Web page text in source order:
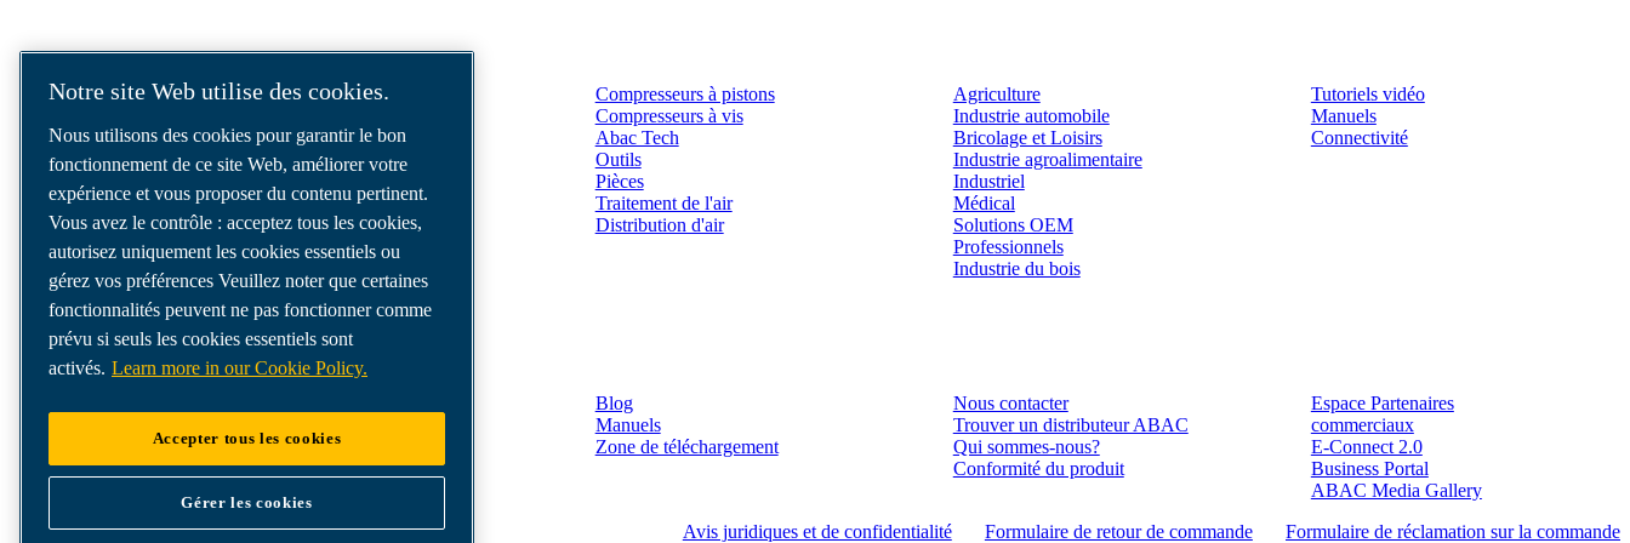
Nous sommes un leader des solutions d’air
comprimé, offrant les meilleurs
compresseurs, outils et systèmes de
distribution d’air pour répondre à vos besoins
les plus exigeants.
Compresseurs à pistons
Compresseurs à vis
Abac Tech
Outils
Pièces
Traitement de l'air
Distribution d'air
Agriculture
Industrie automobile
Bricolage et Loisirs
Industrie agroalimentaire
Industriel
Médical
Solutions OEM
Professionnels
Industrie du bois
Tutoriels vidéo
Manuels
Connectivité
Blog
Manuels
Zone de téléchargement
Nous contacter
Trouver un distributeur ABAC
Qui sommes-nous?
Conformité du produit
Espace Partenaires
commerciaux
E-Connect 2.0
Business Portal
ABAC Media Gallery
Avis juridiques et de confidentialité Formulaire de retour de commande Formulaire de réclamation sur la commande
Notre site Web utilise des cookies.
Nous utilisons des cookies pour garantir le bon
fonctionnement de ce site Web, améliorer votre
expérience et vous proposer du contenu pertinent.
Vous avez le contrôle : acceptez tous les cookies,
autorisez uniquement les cookies essentiels ou
gérez vos préférences Veuillez noter que certaines
fonctionnalités peuvent ne pas fonctionner comme
prévu si seuls les cookies essentiels sont
activés. Learn more in our Cookie Policy.
Accepter tous les cookies
Gérer les cookies